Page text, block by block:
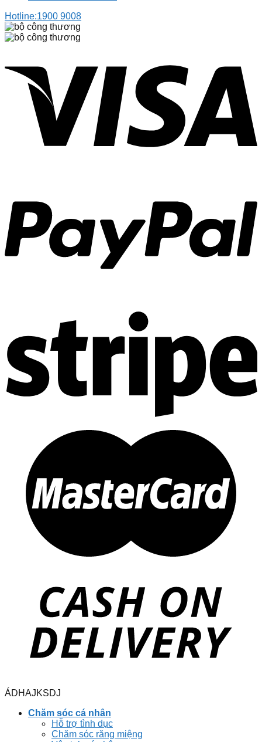
Hotline:1900 9008
ÁDHAJKSDJ
Chăm sóc cá nhân
Hỗ trợ tình dục
Chăm sóc răng miệng